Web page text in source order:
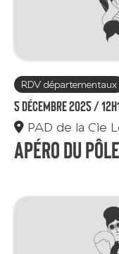
RDV départementaux
5 décembre 2025 /
PAD de la Cie
Apéro du